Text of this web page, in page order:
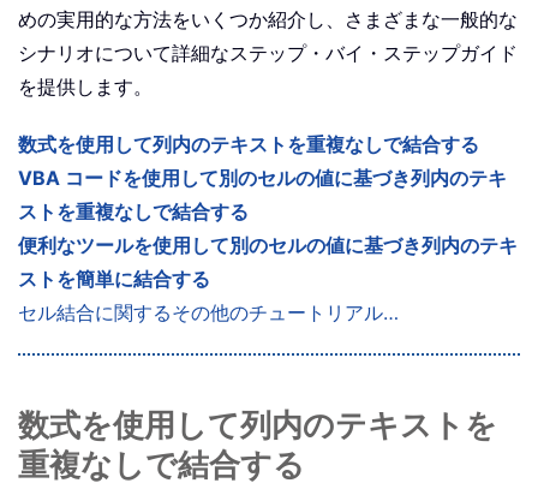
めの実用的な方法をいくつか紹介し、さまざまな一般的な
シナリオについて詳細なステップ・バイ・ステップガイド
を提供します。
数式を使用して列内のテキストを重複なしで結合する
VBA コードを使用して別のセルの値に基づき列内のテキ
ストを重複なしで結合する
便利なツールを使用して別のセルの値に基づき列内のテキ
ストを簡単に結合する
セル結合に関するその他のチュートリアル…
数式を使用して列内のテキストを
重複なしで結合する